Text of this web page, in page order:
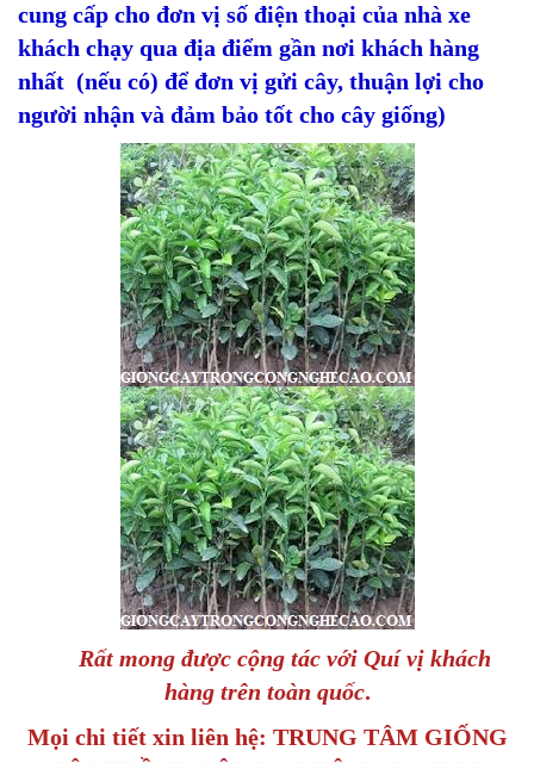
cung cấp cho đơn vị số điện thoại của nhà xe
khách chạy qua địa điểm gần nơi khách hàng
nhất (nếu có) để đơn vị gửi cây, thuận lợi cho
người nhận và đảm bảo tốt cho cây giống)
Rất mong được cộng tác với Quí vị khách
hàng trên toàn quốc.
Mọi chi tiết xin liên hệ: TRUNG TÂM GIỐNG